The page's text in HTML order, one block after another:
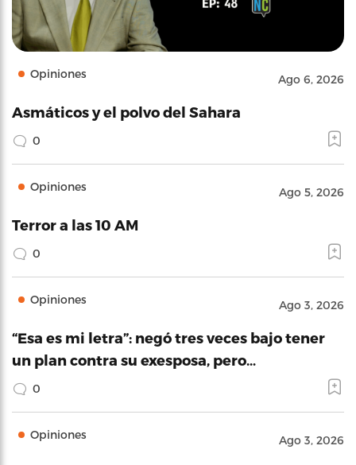
Opiniones Ago 6, 2026
Asmáticos y el polvo del Sahara
0
Opiniones Ago 5, 2026
Terror a las 10 AM
0
Opiniones Ago 3, 2026
“Esa es mi letra”: negó tres veces bajo tener
un plan contra su exesposa, pero…
0
Opiniones Ago 3, 2026